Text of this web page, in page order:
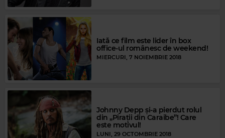
Iată ce film este lider în box
office-ul românesc de weekend!
MIERCURI, 7 NOIEMBRIE 2018
Johnny Depp și-a pierdut rolul
din „Pirații din Caraibe”! Care
este motivul!
LUNI, 29 OCTOMBRIE 2018